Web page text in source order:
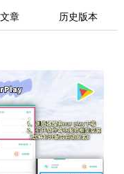
章 历史版本